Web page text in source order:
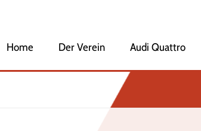
Navigation
überspringen
Home
Veranstaltungen
Der Verein
Vorstandschaft
Mitglied werden
Audi Quattro